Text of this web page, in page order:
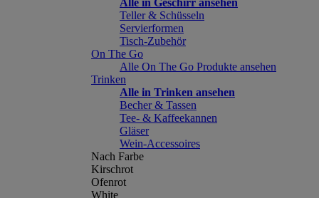
Alle in Geschirr ansehen
Teller & Schüsseln
Servierformen
Tisch-Zubehör
On The Go
Alle On The Go Produkte ansehen
Trinken
Alle in Trinken ansehen
Becher & Tassen
Tee- & Kaffeekannen
Gläser
Wein-Accessoires
Nach Farbe
Kirschrot
Ofenrot
White